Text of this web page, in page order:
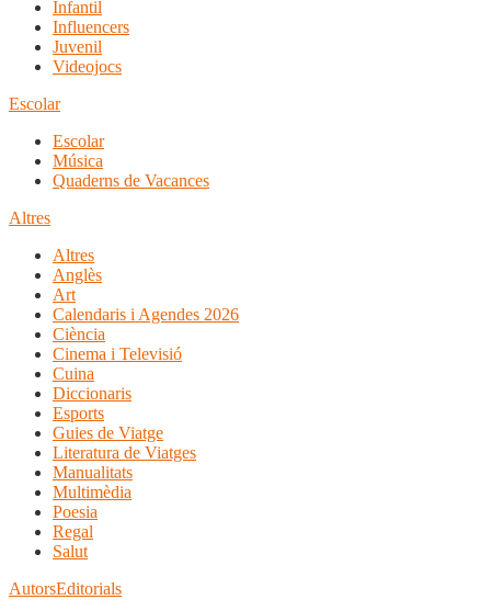
Infantil
Influencers
Juvenil
Videojocs
Escolar
Escolar
Música
Quaderns de Vacances
Altres
Altres
Anglès
Art
Calendaris i Agendes 2026
Ciència
Cinema i Televisió
Cuina
Diccionaris
Esports
Guies de Viatge
Literatura de Viatges
Manualitats
Multimèdia
Poesia
Regal
Salut
AutorsEditorials